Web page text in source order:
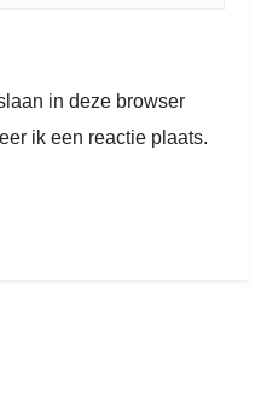
in deze browser
ik een reactie plaats.